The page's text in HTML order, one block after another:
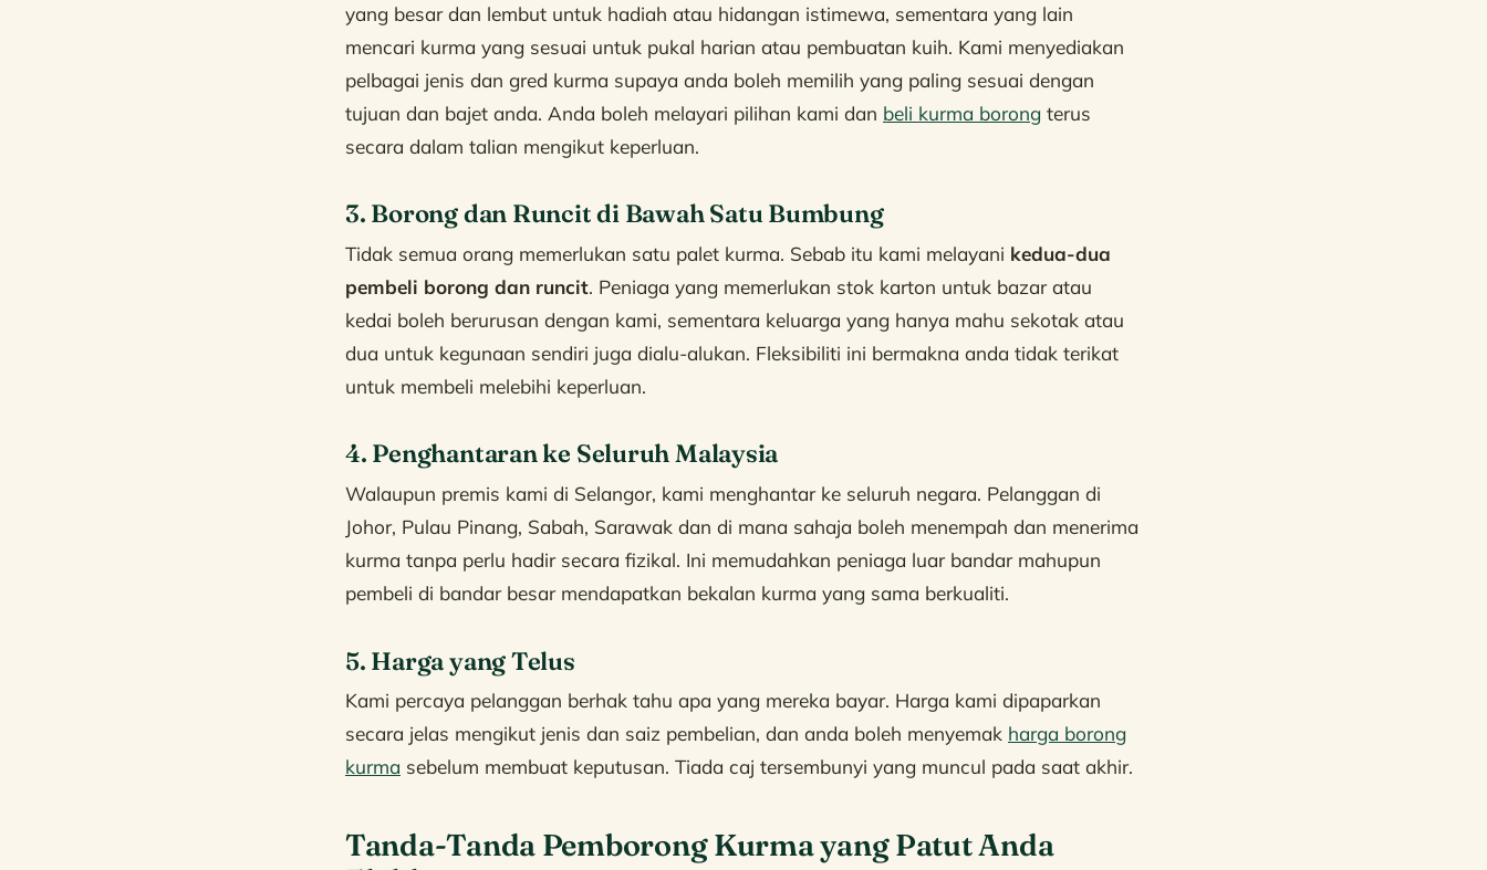
yang besar dan lembut untuk hadiah atau hidangan istimewa, sementara yang lain
mencari kurma yang sesuai untuk pukal harian atau pembuatan kuih. Kami menyediakan
pelbagai jenis dan gred kurma supaya anda boleh memilih yang paling sesuai dengan
tujuan dan bajet anda. Anda boleh melayari pilihan kami dan beli kurma borong terus
secara dalam talian mengikut keperluan.
3. Borong dan Runcit di Bawah Satu Bumbung
Tidak semua orang memerlukan satu palet kurma. Sebab itu kami melayani kedua-dua
pembeli borong dan runcit. Peniaga yang memerlukan stok karton untuk bazar atau
kedai boleh berurusan dengan kami, sementara keluarga yang hanya mahu sekotak atau
dua untuk kegunaan sendiri juga dialu-alukan. Fleksibiliti ini bermakna anda tidak terikat
untuk membeli melebihi keperluan.
4. Penghantaran ke Seluruh Malaysia
Walaupun premis kami di Selangor, kami menghantar ke seluruh negara. Pelanggan di
Johor, Pulau Pinang, Sabah, Sarawak dan di mana sahaja boleh menempah dan menerima
kurma tanpa perlu hadir secara fizikal. Ini memudahkan peniaga luar bandar mahupun
pembeli di bandar besar mendapatkan bekalan kurma yang sama berkualiti.
5. Harga yang Telus
Kami percaya pelanggan berhak tahu apa yang mereka bayar. Harga kami dipaparkan
secara jelas mengikut jenis dan saiz pembelian, dan anda boleh menyemak harga borong
kurma sebelum membuat keputusan. Tiada caj tersembunyi yang muncul pada saat akhir.
Tanda-Tanda Pemborong Kurma yang Patut Anda